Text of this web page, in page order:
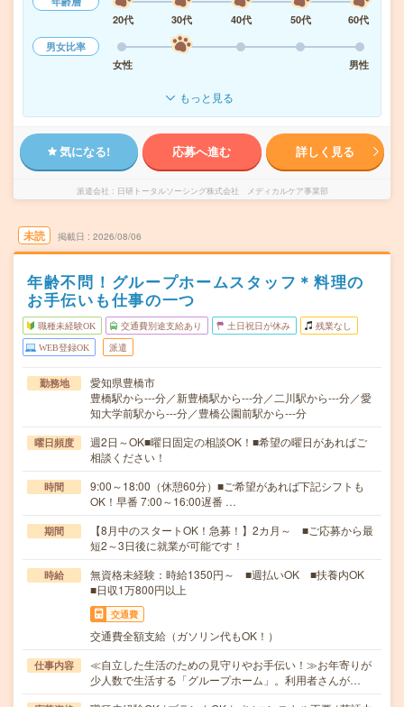
20代
30代 40代 50代
60代
男女比率
女性
男性
もっと見る
気になる! 応募へ進む 詳しく見る
派遣会社 日研トータルソーシング株式会社 メディカルケア事業部
未読 掲載日 2026/08/06
年齢不問！グループホームスタッフ＊料理の
お手伝いも仕事の一つ
職種未経験OK 交通費別途支給あり 土日祝日が休み 残業なし
WEB登録OK 派遣
勤務地
愛知県豊橋市
豊橋駅から---分／新豊橋駅から---分／二川駅から---分／愛
知大学前駅から---分／豊橋公園前駅から---分
曜日頻度
週2日～OK■曜日固定の相談OK！■希望の曜日があればご
相談ください！
時間
9:00～18:00（休憩60分）■ご希望があれば下記シフトも
OK！早番 7:00～16:00遅番 …
期間
【8月中のスタートOK！急募！】2カ月～ ■ご応募から最
短2～3日後に就業が可能です！
時給
無資格未経験：時給1350円～ ■週払いOK ■扶養内OK
■日収1万800円以上
交通費
交通費全額支給（ガソリン代もOK！）
仕事内容
≪自立した生活のための見守りやお手伝い！≫お年寄りが
少人数で生活する「グループホーム」。利用者さんが…